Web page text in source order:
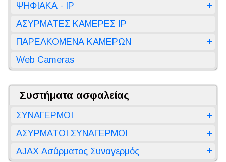
ΨΗΦΙΑΚΑ - IP
ΑΣΥΡΜΑΤΕΣ ΚΑΜΕΡΕΣ IP
ΠΑΡΕΛΚΟΜΕΝΑ ΚΑΜΕΡΩΝ
Web Cameras
Συστήματα ασφαλείας
ΣΥΝΑΓΕΡΜΟΙ
ΑΣΥΡΜΑΤΟΙ ΣΥΝΑΓΕΡΜΟΙ
AJAX Ασύρματος Συναγερμός